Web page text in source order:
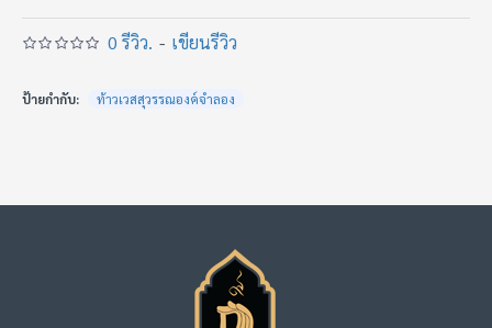
0 รีวิว. - เขียนรีวิว
ป้ายกำกับ: ท้าวเวสสุวรรณองค์จำลอง